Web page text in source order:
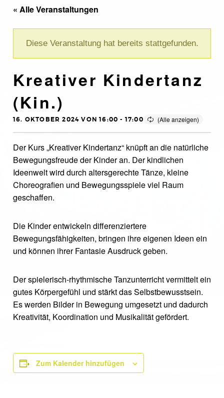
« Alle Veranstaltungen
Diese Veranstaltung hat bereits stattgefunden.
Kreativer Kindertanz
(Kin.)
16. OKTOBER 2024 VON 16:00 - 17:00
Der Kurs „Kreativer Kindertanz“ knüpft an die natürliche
Bewegungsfreude der Kinder an. Der kindlichen
Ideenwelt wird durch altersgerechte Tänze, kleine
Choreografien und Bewegungsspiele viel Raum
geschaffen.
Die Kinder entwickeln differenziertere
Bewegungsfähigkeiten, bringen ihre eigenen Ideen ein
und können ihrer Fantasie Ausdruck geben.
Der spielerisch-rhythmische Tanzunterricht vermittelt ein
gutes Körpergefühl und stärkt das Selbstbewusstsein.
Es werden Bilder in Bewegung umgesetzt und dadurch
Kreativität, Koordination und Musikalität gefördert.
Zum Kalender hinzufügen